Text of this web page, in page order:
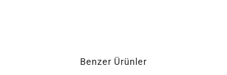
Benzer Ürünler